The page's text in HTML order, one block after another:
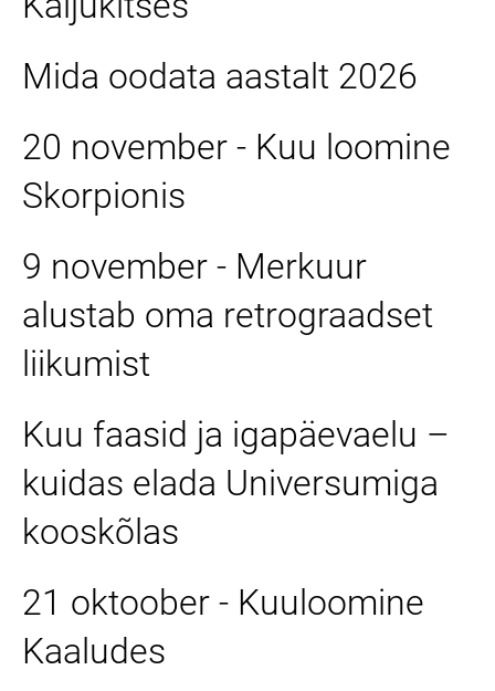
Mida oodata aastalt 2026
20 november - Kuu loomine
Skorpionis
9 november - Merkuur
alustab oma retrograadset
liikumist
Kuu faasid ja igapäevaelu –
kuidas elada Universumiga
kooskõlas
21 oktoober - Kuuloomine
Kaaludes